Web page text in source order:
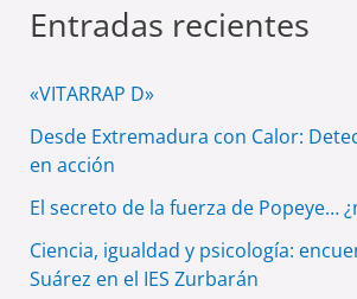
Entradas recientes
«VITARRAP D»
Desde Extremadura con Calor:
en acción
El secreto de la fuerza de Popeye…
Ciencia, igualdad y psicología:
Suárez en el IES Zurbarán